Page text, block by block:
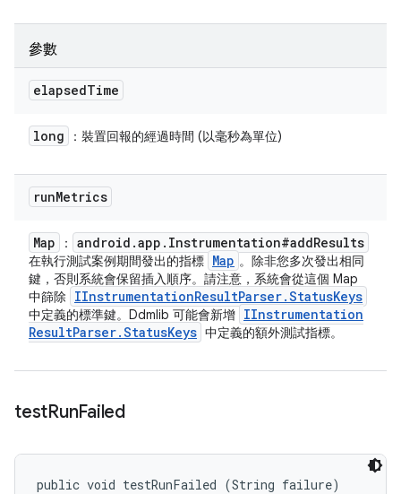
參數
elapsedTime
long ：裝置回報的經過時間 (以毫秒為單位)
runMetrics
Map ： android .app . Instrumentation#addResults
在執行測試案例期間發出的指標 Map 。除非您多次發出相同
鍵，否則系統會保留插入順序。請注意，系統會從這個 Map
中篩除
IInstrumentationResultParser.StatusKeys
中定義的標準鍵。Ddmlib 可能會新增 IInstrumentation
ResultParser.StatusKeys 中定義的額外測試指標。
testRunFailed
public void testRunFailed (String failure)